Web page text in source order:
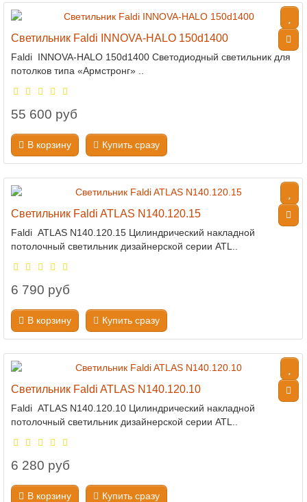
Светильник Faldi INNOVA-HALO 150d1400
Faldi INNOVA-HALO 150d1400 Светодиодный светильник для
потолков типа «Армстронг» ..
55 600 руб
В корзину Купить сразу
Светильник Faldi ATLAS N140.120.15
Faldi ATLAS N140.120.15 Цилиндрический накладной
потолочный светильник дизайнерской серии ATL..
6 790 руб
В корзину Купить сразу
Светильник Faldi ATLAS N140.120.10
Faldi ATLAS N140.120.10 Цилиндрический накладной
потолочный светильник дизайнерской серии ATL..
6 280 руб
В корзину Купить сразу